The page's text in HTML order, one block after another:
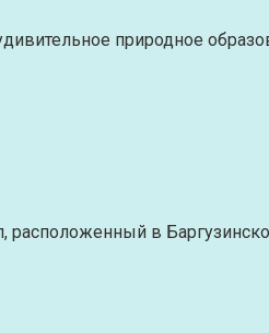
природное
в